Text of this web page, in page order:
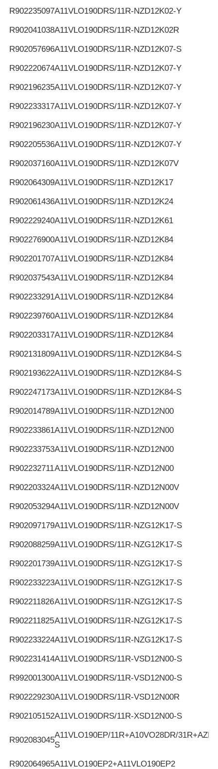
R902235097A11VLO190DRS/11R-NZD12K02-Y
R902041038A11VLO190DRS/11R-NZD12K02R
R902057696A11VLO190DRS/11R-NZD12K07-S
R902220674A11VLO190DRS/11R-NZD12K07-Y
R902196235A11VLO190DRS/11R-NZD12K07-Y
R902233317A11VLO190DRS/11R-NZD12K07-Y
R902196230A11VLO190DRS/11R-NZD12K07-Y
R902205536A11VLO190DRS/11R-NZD12K07-Y
R902037160A11VLO190DRS/11R-NZD12K07V
R902064309A11VLO190DRS/11R-NZD12K17
R902061436A11VLO190DRS/11R-NZD12K24
R902229240A11VLO190DRS/11R-NZD12K61
R902276900A11VLO190DRS/11R-NZD12K84
R902201707A11VLO190DRS/11R-NZD12K84
R902037543A11VLO190DRS/11R-NZD12K84
R902233291A11VLO190DRS/11R-NZD12K84
R902239760A11VLO190DRS/11R-NZD12K84
R902203317A11VLO190DRS/11R-NZD12K84
R902131809A11VLO190DRS/11R-NZD12K84-S
R902193622A11VLO190DRS/11R-NZD12K84-S
R902247173A11VLO190DRS/11R-NZD12K84-S
R902014789A11VLO190DRS/11R-NZD12N00
R902233861A11VLO190DRS/11R-NZD12N00
R902233753A11VLO190DRS/11R-NZD12N00
R902232711A11VLO190DRS/11R-NZD12N00
R902203324A11VLO190DRS/11R-NZD12N00V
R902053294A11VLO190DRS/11R-NZD12N00V
R902097179A11VLO190DRS/11R-NZG12K17-S
R902088259A11VLO190DRS/11R-NZG12K17-S
R902201739A11VLO190DRS/11R-NZG12K17-S
R902233223A11VLO190DRS/11R-NZG12K17-S
R902211826A11VLO190DRS/11R-NZG12K17-S
R902211825A11VLO190DRS/11R-NZG12K17-S
R902233224A11VLO190DRS/11R-NZG12K17-S
R902231414A11VLO190DRS/11R-VSD12N00-S
R992001300A11VLO190DRS/11R-VSD12N00-S
R902229230A11VLO190DRS/11R-VSD12N00R
R902105152A11VLO190DRS/11R-XSD12N00-S
R902083045
A11VLO190EP/11R+A10VO28DR/
S
R902064965A11VLO190EP2+A11VLO190EP2